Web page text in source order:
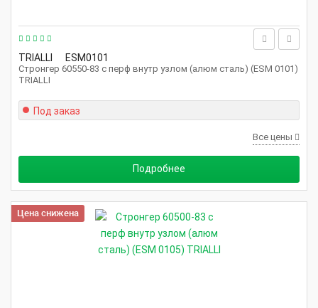
TRIALLI ESM0101
Стронгер 60550-83 с перф внутр узлом (алюм сталь) (ESM 0101)
TRIALLI
Под заказ
Все цены
Подробнее
Цена снижена